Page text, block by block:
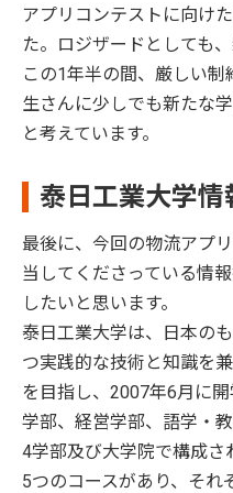
アプリコンテストに向け
た。ロジザードとしても
この1年半の間、厳しい
生さんに少しでも新たな
と考えています。
泰日工業大学情
最後に、今回の物流アプ
当してくださっている情
したいと思います。
泰日工業大学は、日本の
つ実践的な技術と知識を
を目指し、2007年6月に
学部、経営学部、語学・
4学部及び大学院で構成さ
5つのコースがあり、それ